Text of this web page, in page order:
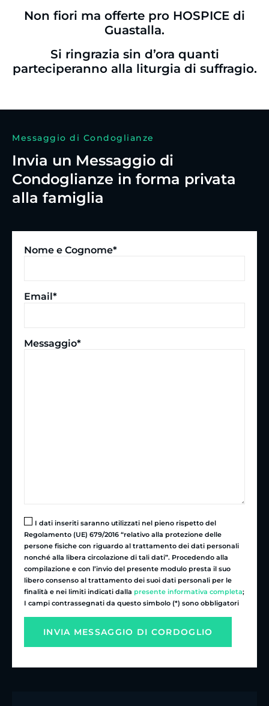
Non fiori ma offerte pro HOSPICE di
Guastalla.
Si ringrazia sin d’ora quanti
parteciperanno alla liturgia di suffragio.
Messaggio di Condoglianze
Invia un Messaggio di
Condoglianze in forma privata
alla famiglia
Nome e Cognome*
Email*
Messaggio*
I dati inseriti saranno utilizzati nel pieno rispetto del
Regolamento (UE) 679/2016 “relativo alla protezione delle
persone fisiche con riguardo al trattamento dei dati personali
nonché alla libera circolazione di tali dati”. Procedendo alla
compilazione e con l’invio del presente modulo presta il suo
libero consenso al trattamento dei suoi dati personali per le
finalità e nei limiti indicati dalla presente informativa completa;
I campi contrassegnati da questo simbolo (*) sono obbligatori